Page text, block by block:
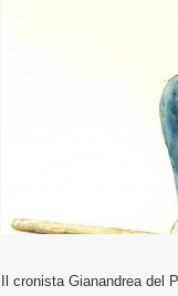
Il cronista Gianandrea del